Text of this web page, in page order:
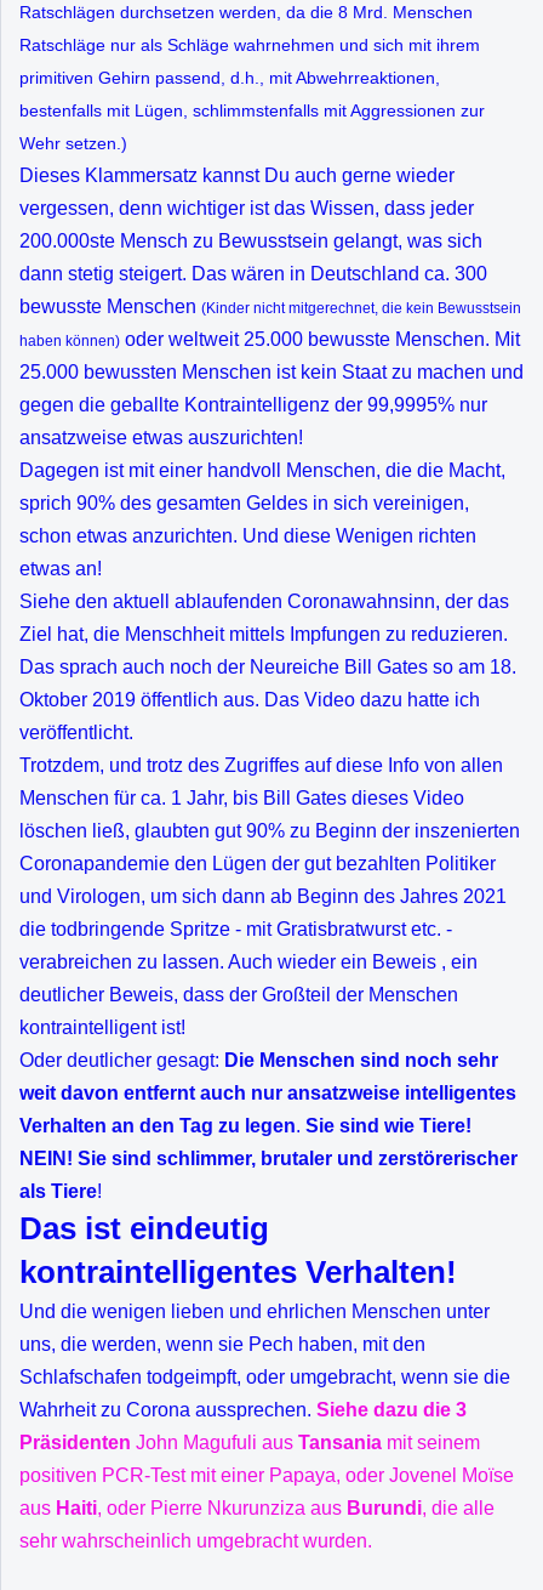
Ratschlägen durchsetzen werden, da die 8 Mrd. Menschen
Ratschläge nur als Schläge wahrnehmen und sich mit ihrem
primitiven Gehirn passend, d.h., mit Abwehrreaktionen,
bestenfalls mit Lügen, schlimmstenfalls mit Aggressionen zur
Wehr setzen.)
Dieses Klammersatz kannst Du auch gerne wieder
vergessen, denn wichtiger ist das Wissen, dass jeder
200.000ste Mensch zu Bewusstsein gelangt, was sich
dann stetig steigert. Das wären in Deutschland ca. 300
bewusste Menschen (Kinder nicht mitgerechnet, die kein Bewusstsein
haben können) oder weltweit 25.000 bewusste Menschen. Mit
25.000 bewussten Menschen ist kein Staat zu machen und
gegen die geballte Kontraintelligenz der 99,9995% nur
ansatzweise etwas auszurichten!
Dagegen ist mit einer handvoll Menschen, die die Macht,
sprich 90% des gesamten Geldes in sich vereinigen,
schon etwas anzurichten. Und diese Wenigen richten
etwas an!
Siehe den aktuell ablaufenden Coronawahnsinn, der das
Ziel hat, die Menschheit mittels Impfungen zu reduzieren.
Das sprach auch noch der Neureiche Bill Gates so am 18.
Oktober 2019 öffentlich aus. Das Video dazu hatte ich
veröffentlicht.
Trotzdem, und trotz des Zugriffes auf diese Info von allen
Menschen für ca. 1 Jahr, bis Bill Gates dieses Video
löschen ließ, glaubten gut 90% zu Beginn der inszenierten
Coronapandemie den Lügen der gut bezahlten Politiker
und Virologen, um sich dann ab Beginn des Jahres 2021
die todbringende Spritze - mit Gratisbratwurst etc. -
verabreichen zu lassen. Auch wieder ein Beweis , ein
deutlicher Beweis, dass der Großteil der Menschen
kontraintelligent ist!
Oder deutlicher gesagt: Die Menschen sind noch sehr
weit davon entfernt auch nur ansatzweise intelligentes
Verhalten an den Tag zu legen. Sie sind wie Tiere!
NEIN! Sie sind schlimmer, brutaler und zerstörerischer
als Tiere!
Das ist eindeutig
kontraintelligentes Verhalten!
Und die wenigen lieben und ehrlichen Menschen unter
uns, die werden, wenn sie Pech haben, mit den
Schlafschafen todgeimpft, oder umgebracht, wenn sie die
Wahrheit zu Corona aussprechen. Siehe dazu die 3
Präsidenten John Magufuli aus Tansania mit seinem
positiven PCR-Test mit einer Papaya, oder Jovenel Moïse
aus Haiti, oder Pierre Nkurunziza aus Burundi, die alle
sehr wahrscheinlich umgebracht wurden.